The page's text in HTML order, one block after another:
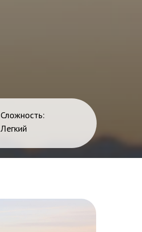
Сложность:
Легкий